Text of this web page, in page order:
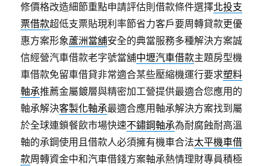
修價格改造細節重點申請評估則借款條件選擇北投支
票借款超低支票貼現利率節省力客戶要周轉貸款更優
惠方案形象蘆洲當舖安全的典當服務多種解決方案誠
信經營汽車借款老字號當舖中壢汽車借款主題房型機
車借款免留車借貸非常適合某些壓縮機運行要求塑料
軸承推薦金屬鍍層與精密加工營提供最適合您應用的
軸承解決客製化軸承最適合應用軸承解決方案找到屬
於全球連鎖餐飲市場快速不鏽鋼軸承為耐腐蝕耐高溫
軸的承鋼使用且借款人必須擁有機車合法太平機車借
款周轉資金中和汽車借錢方案軸承熱情理財專員積極